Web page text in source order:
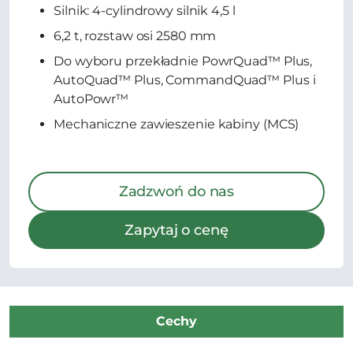
Silnik: 4-cylindrowy silnik 4,5 l
6,2 t, rozstaw osi 2580 mm
Do wyboru przekładnie PowrQuad™ Plus,
AutoQuad™ Plus, CommandQuad™ Plus i
AutoPowr™
Mechaniczne zawieszenie kabiny (MCS)
Zadzwoń do nas
Zapytaj o cenę
Cechy